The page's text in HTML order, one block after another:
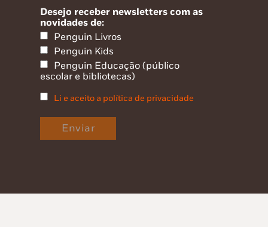
Desejo receber newsletters com as
novidades de:
Penguin Livros
Penguin Kids
Penguin Educação (público
escolar e bibliotecas)
Li e aceito a política de privacidade